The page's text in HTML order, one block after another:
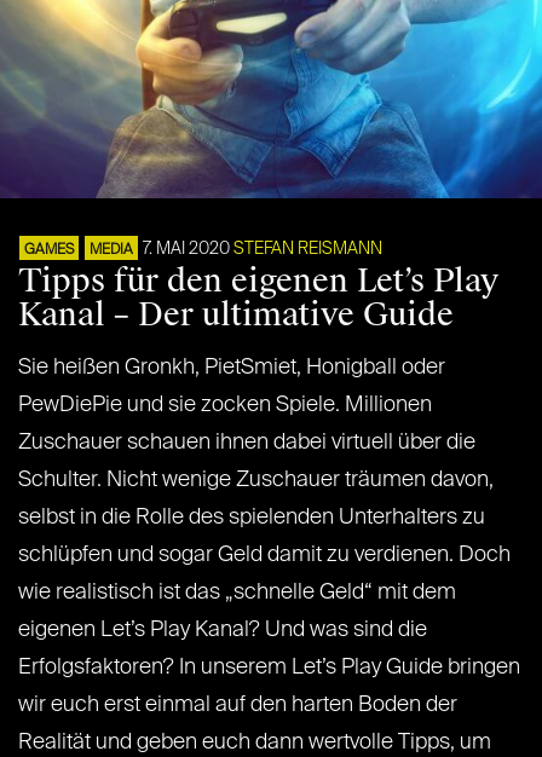
GAMES MEDIA 7. MAI 2020 STEFAN REISMANN
Tipps für den eigenen Let’s Play
Kanal – Der ultimative Guide
Sie heißen Gronkh, PietSmiet, Honigball oder
PewDiePie und sie zocken Spiele. Millionen
Zuschauer schauen ihnen dabei virtuell über die
Schulter. Nicht wenige Zuschauer träumen davon,
selbst in die Rolle des spielenden Unterhalters zu
schlüpfen und sogar Geld damit zu verdienen. Doch
wie realistisch ist das „schnelle Geld“ mit dem
eigenen Let’s Play Kanal? Und was sind die
Erfolgsfaktoren? In unserem Let’s Play Guide bringen
wir euch erst einmal auf den harten Boden der
Realität und geben euch dann wertvolle Tipps, um